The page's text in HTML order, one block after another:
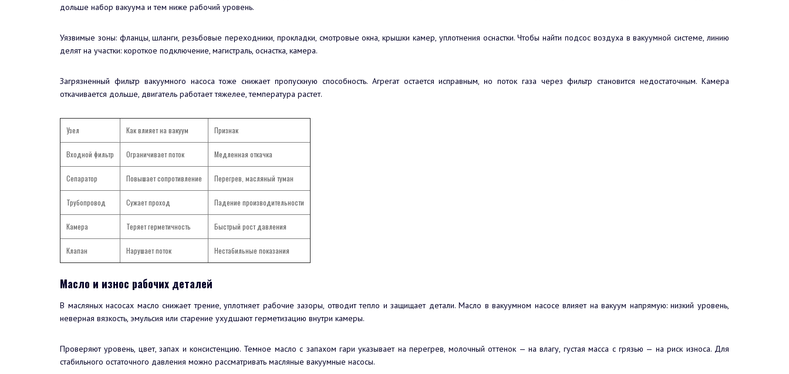
дольше набор вакуума и тем ниже рабочий уровень.
Уязвимые зоны: фланцы, шланги, резьбовые переходники, прокладки, смотровые окна, крышки камер, уплотнения оснастки. Чтобы найти подсос воздуха в вакуумной системе, линию
делят на участки: короткое подключение, магистраль, оснастка, камера.
Загрязненный фильтр вакуумного насоса тоже снижает пропускную способность. Агрегат остается исправным, но поток газа через фильтр становится недостаточным. Камера
откачивается дольше, двигатель работает тяжелее, температура растет.
Узел Как влияет на вакуум Признак
Входной фильтр Ограничивает поток Медленная откачка
Сепаратор Повышает сопротивление Перегрев, масляный туман
Трубопровод Сужает проход Падение производительности
Камера Теряет герметичность Быстрый рост давления
Клапан Нарушает поток Нестабильные показания
Масло и износ рабочих деталей
В масляных насосах масло снижает трение, уплотняет рабочие зазоры, отводит тепло и защищает детали. Масло в вакуумном насосе влияет на вакуум напрямую: низкий уровень,
неверная вязкость, эмульсия или старение ухудшают герметизацию внутри камеры.
Проверяют уровень, цвет, запах и консистенцию. Темное масло с запахом гари указывает на перегрев, молочный оттенок — на влагу, густая масса с грязью — на риск износа. Для
стабильного остаточного давления можно рассматривать масляные вакуумные насосы.